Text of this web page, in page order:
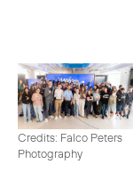
Credits: Falco Peters
Photography